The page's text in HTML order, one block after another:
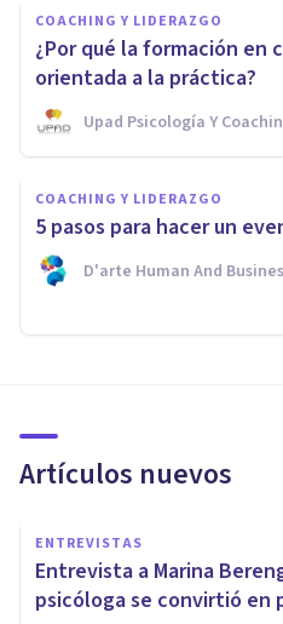
COACHING Y LIDERAZGO
¿Por qué la formación en
orientada a la práctica?
Upad Psicología Y
COACHING Y LIDERAZGO
5 pasos para hacer un
D'arte Human And
Artículos nuevos
ENTREVISTAS
Entrevista a Marina
psicóloga se convirtió en